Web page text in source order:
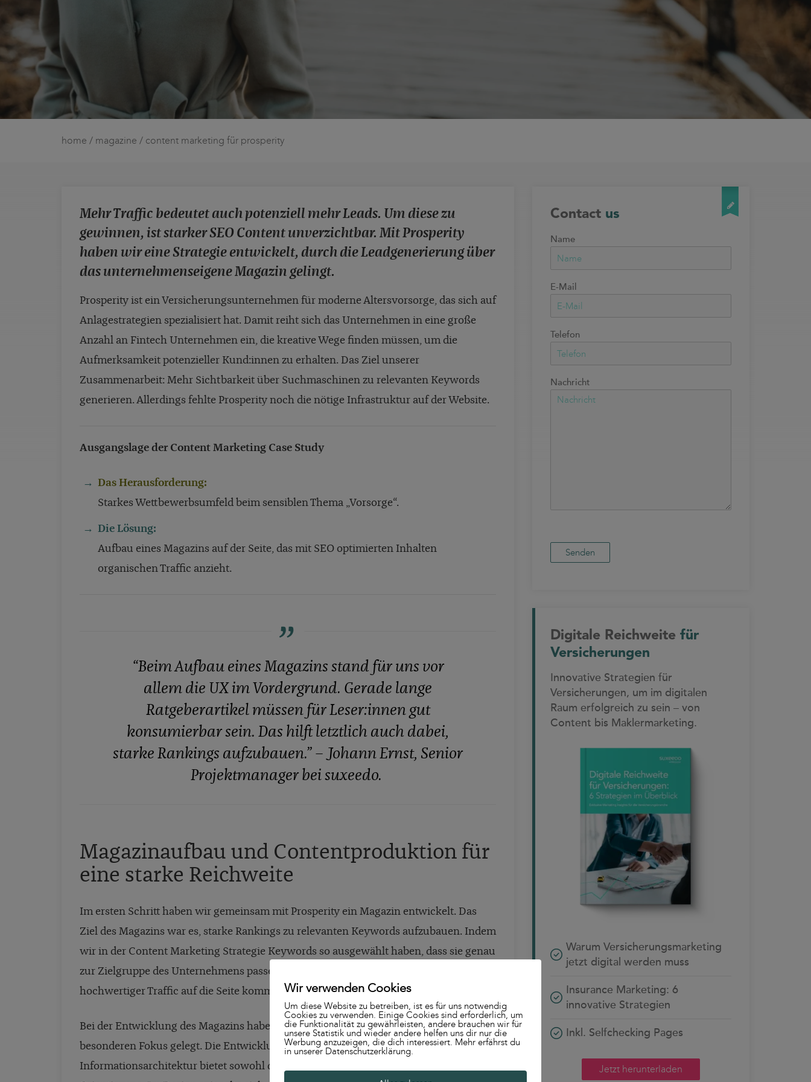
home / magazine / content marketing für prosperity
Mehr Traffic bedeutet auch potenziell mehr Leads. Um diese zu
gewinnen, ist starker SEO Content unverzichtbar. Mit Prosperity
haben wir eine Strategie entwickelt, durch die Leadgenerierung über
das unternehmenseigene Magazin gelingt.
Prosperity ist ein Versicherungsunternehmen für moderne Altersvorsorge, das sich auf
Anlagestrategien spezialisiert hat. Damit reiht sich das Unternehmen in eine große
Anzahl an Fintech Unternehmen ein, die kreative Wege finden müssen, um die
Aufmerksamkeit potenzieller Kund:innen zu erhalten. Das Ziel unserer
Zusammenarbeit: Mehr Sichtbarkeit über Suchmaschinen zu relevanten Keywords
generieren. Allerdings fehlte Prosperity noch die nötige Infrastruktur auf der Website.
Ausgangslage der Content Marketing Case Study
Das Herausforderung:
Starkes Wettbewerbsumfeld beim sensiblen Thema „Vorsorge“.
Die Lösung:
Aufbau eines Magazins auf der Seite, das mit SEO optimierten Inhalten
organischen Traffic anzieht.
“Beim Aufbau eines Magazins stand für uns vor
allem die UX im Vordergrund. Gerade lange
Ratgeberartikel müssen für Leser:innen gut
konsumierbar sein. Das hilft letztlich auch dabei,
starke Rankings aufzubauen.” – Johann Ernst, Senior
Projektmanager bei suxeedo.
Magazinaufbau und Contentproduktion für
eine starke Reichweite
Im ersten Schritt haben wir gemeinsam mit Prosperity ein Magazin entwickelt. Das
Ziel des Magazins war es, starke Rankings zu relevanten Keywords aufzubauen. Indem
wir in der Content Marketing Strategie Keywords so ausgewählt haben, dass sie genau
zur Zielgruppe des Unternehmens passen, konnten wir sicherstellen, dass qualitativ
hochwertiger Traffic auf die Seite kommt.
Bei der Entwicklung des Magazins haben wir auf verschiedene Aspekte einen
besonderen Fokus gelegt. Die Entwicklung einer strategisch durchdachten
Informationsarchitektur bietet sowohl der Suchmaschine als auch den User:innen
Contact us
Name
E-Mail
Telefon
Nachricht
Digitale Reichweite für
Versicherungen
Innovative Strategien für
Versicherungen, um im digitalen
Raum erfolgreich zu sein – von
Content bis Maklermarketing.
Warum Versicherungsmarketing
jetzt digital werden muss
Insurance Marketing: 6
innovative Strategien
Inkl. Selfchecking Pages
Jetzt herunterladen
Wir verwenden Cookies
Um diese Website zu betreiben, ist es für uns notwendig
Cookies zu verwenden. Einige Cookies sind erforderlich, um
die Funktionalität zu gewährleisten, andere brauchen wir für
unsere Statistik und wieder andere helfen uns dir nur die
Werbung anzuzeigen, die dich interessiert. Mehr erfährst du
in unserer Datenschutzerklärung.